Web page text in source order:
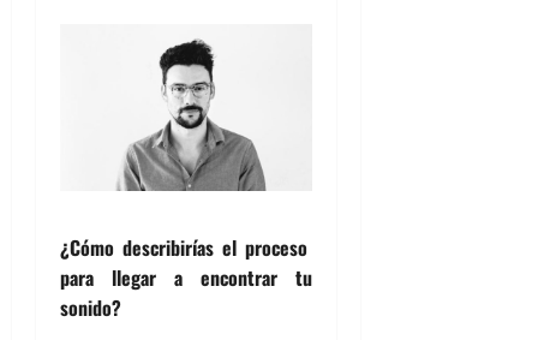
¿Cómo describirías el proceso
para llegar a encontrar tu
sonido?